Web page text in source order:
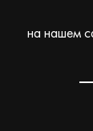
на нашем